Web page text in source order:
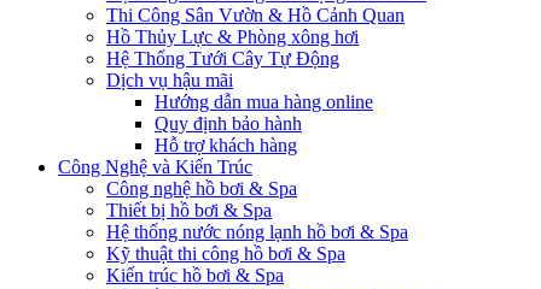
Thi Công Sân Vườn & Hồ Cảnh Quan
Hồ Thủy Lực & Phòng xông hơi
Hệ Thống Tưới Cây Tự Động
Dịch vụ hậu mãi
Hướng dẫn mua hàng online
Quy định bảo hành
Hỗ trợ khách hàng
Công Nghệ và Kiến Trúc
Công nghệ hồ bơi & Spa
Thiết bị hồ bơi & Spa
Hệ thống nước nóng lạnh hồ bơi & Spa
Kỹ thuật thi công hồ bơi & Spa
Kiến trúc hồ bơi & Spa